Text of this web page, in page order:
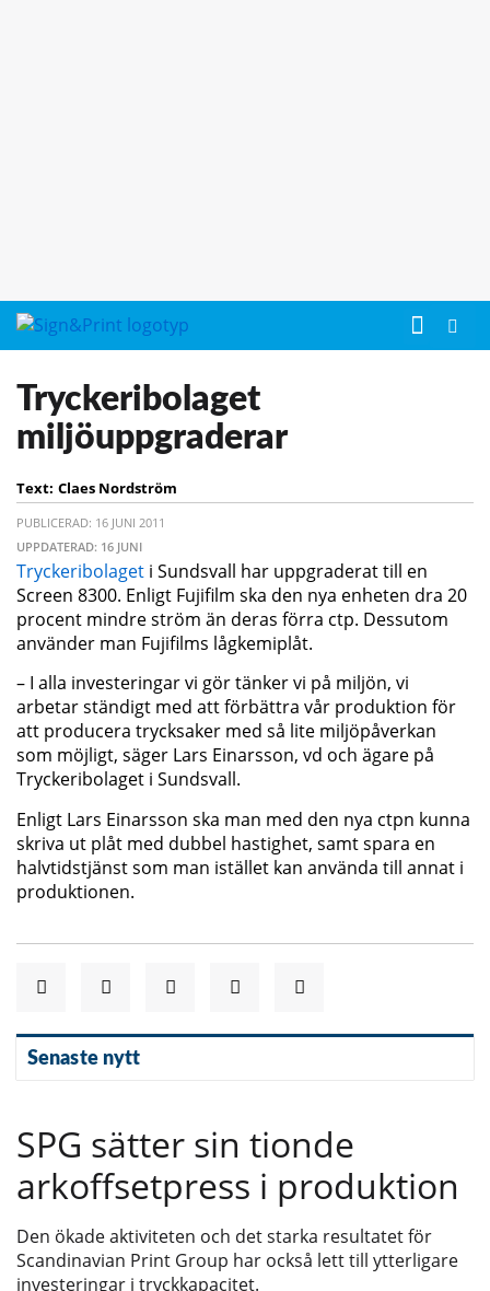
Tryckeribolaget
miljöuppgraderar
Text: Claes Nordström
PUBLICERAD: 16 JUNI 2011
UPPDATERAD: 16 JUNI
Tryckeribolaget i Sundsvall har uppgraderat till en
Screen 8300. Enligt Fujifilm ska den nya enheten dra 20
procent mindre ström än deras förra ctp. Dessutom
använder man Fujifilms lågkemiplåt.
– I alla investeringar vi gör tänker vi på miljön, vi
arbetar ständigt med att förbättra vår produktion för
att producera trycksaker med så lite miljöpåverkan
som möjligt, säger Lars Einarsson, vd och ägare på
Tryckeribolaget i Sundsvall.
Enligt Lars Einarsson ska man med den nya ctpn kunna
skriva ut plåt med dubbel hastighet, samt spara en
halvtidstjänst som man istället kan använda till annat i
produktionen.
Senaste nytt
SPG sätter sin tionde
arkoffsetpress i produktion
Den ökade aktiviteten och det starka resultatet för
Scandinavian Print Group har också lett till ytterligare
investeringar i tryckkapacitet.